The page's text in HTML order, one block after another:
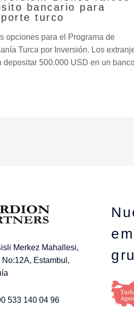
bancario para
turco
opciones para el Programa de
Turca por Inversión. Los
depositar 500.000 USD en un
Merkez Mahallesi,
Estambul,
533 140 04 96